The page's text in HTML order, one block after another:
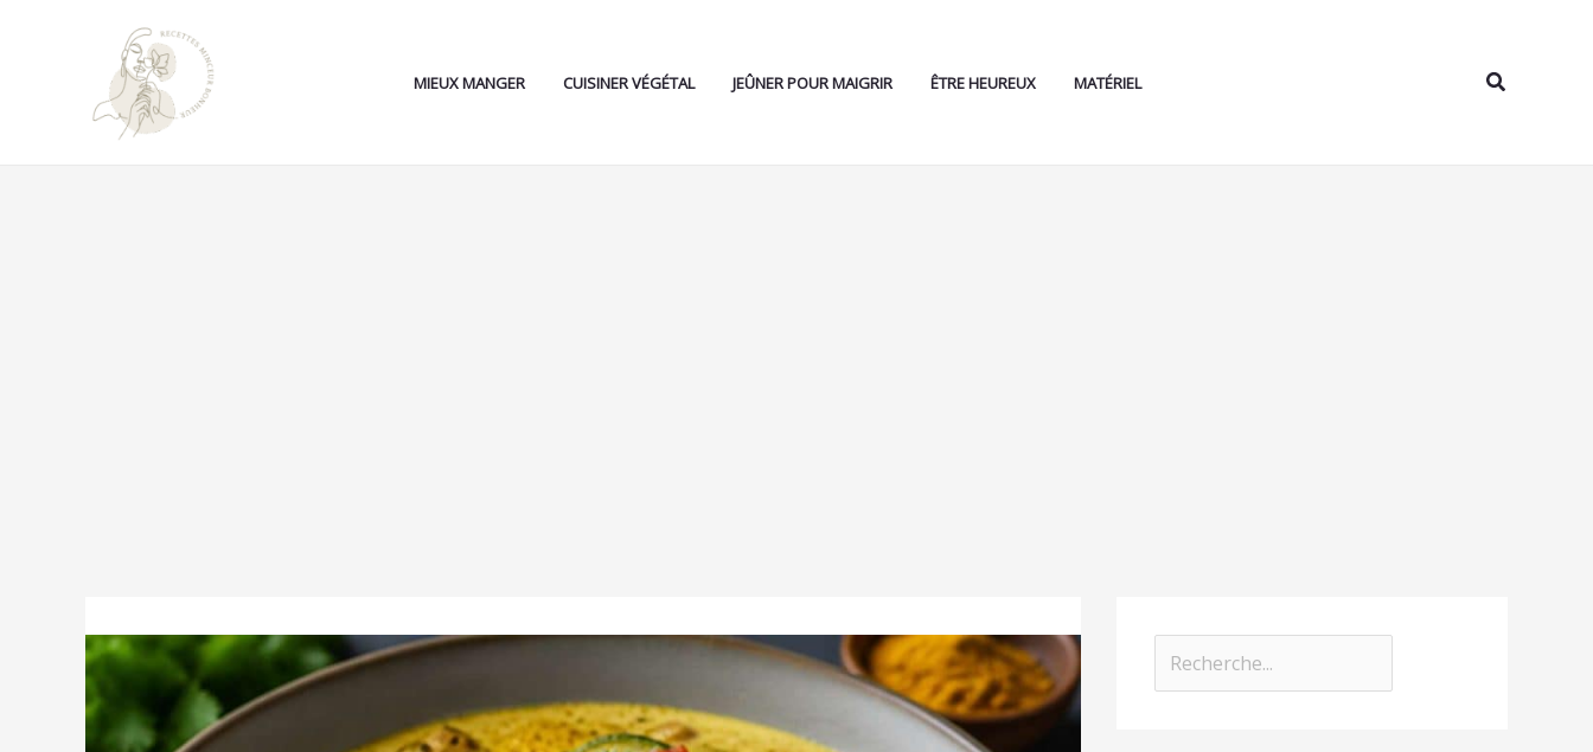
MIEUX MANGER CUISINER VÉGÉTAL JEÛNER POUR MAIGRIR ÊTRE HEUREUX MATÉRIEL